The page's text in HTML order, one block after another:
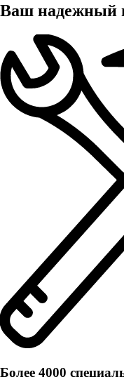
Ваш надежный
Более 4000